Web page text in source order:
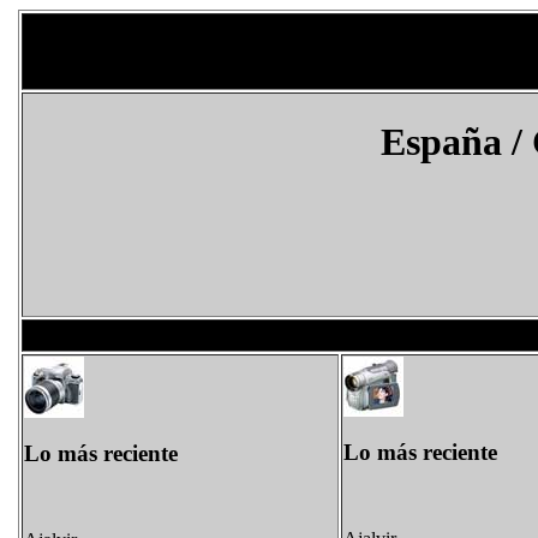
España/
Lo más reciente Lo más reciente